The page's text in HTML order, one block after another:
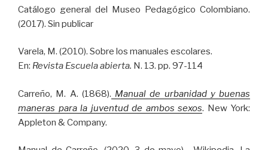
Catálogo general del Museo Pedagógico Colombiano.
(2017). Sin publicar
Varela, M. (2010). Sobre los manuales escolares.
En: Revista Escuela abierta. N. 13. pp. 97-114
Carreño, M. A. (1868). Manual de urbanidad y buenas
maneras para la juventud de ambos sexos. New York:
Appleton & Company.